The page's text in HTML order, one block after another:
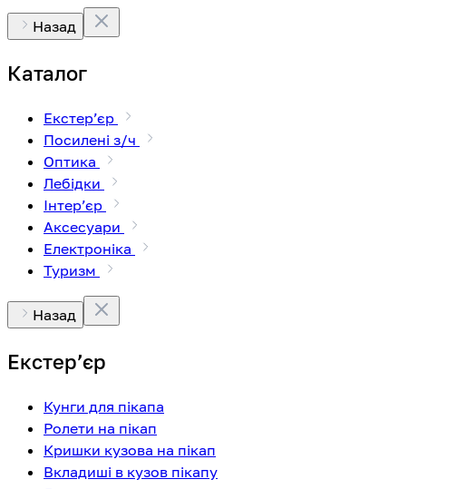
Назад
Каталог
Екстерʼєр
Посилені з/ч
Оптика
Лебідки
Інтерʼєр
Аксесуари
Електроніка
Туризм
Назад
Екстерʼєр
Кунги для пікапа
Ролети на пікап
Кришки кузова на пікап
Вкладиші в кузов пікапу